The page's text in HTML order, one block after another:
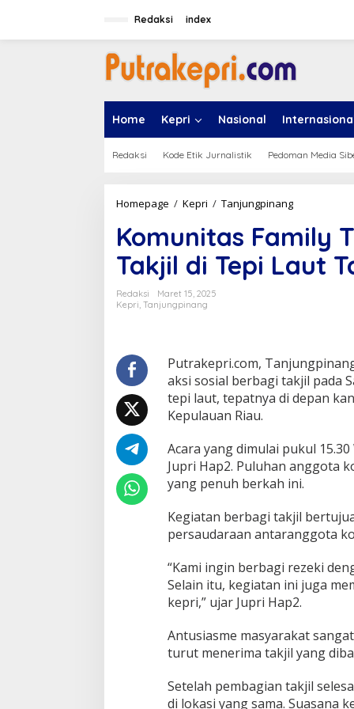
Redaksi index
Home Kepri Nasional
Redaksi Kode Etik Jurnalistik Pedoman Media
Homepage / Kepri / Tanjungpinang
m
u
n
i
m
i
l
y
k
o
k
i
t
e
p
r
B
e
r
a
g
Komunitas Family
Takjil di Tepi Laut
Redaksi
Maret 15, 2025
Kepri, Tanjungpinang
Putrakepri.com,
aksi sosial berbagi takjil pada
tepi laut, tepatnya di depan
Kepulauan Riau.
Acara yang dimulai pukul
Jupri Hap2. Puluhan anggota
yang penuh berkah ini.
Kegiatan berbagi takjil
persaudaraan antaranggota
“Kami ingin berbagi rezeki
Selain itu, kegiatan ini juga
kepri,” ujar Jupri Hap2.
Antusiasme masyarakat
turut menerima takjil yang
Setelah pembagian takjil
di lokasi yang sama. Suasana